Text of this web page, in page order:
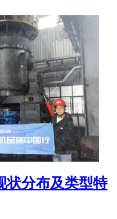
状分布及类型特